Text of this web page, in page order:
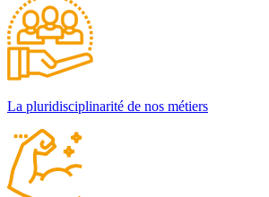
La pluridisciplinarité de nos métiers